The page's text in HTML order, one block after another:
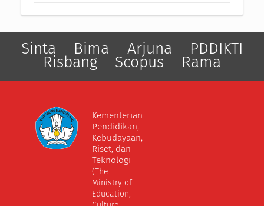
Sinta Bima Arjuna PDDIKTI
Risbang Scopus Rama
Kementerian
Pendidikan,
Kebudayaan,
Riset, dan
Teknologi
(The
Ministry of
Education,